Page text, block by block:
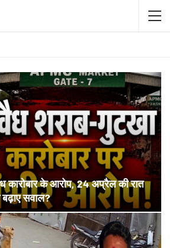
कारोबार के आरोप, 24 अप्रैल की रात
सवाल?